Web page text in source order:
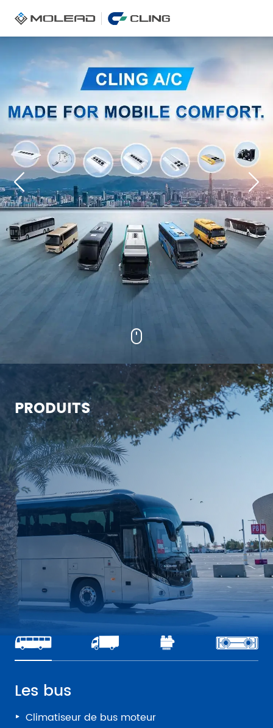
PRODUITS
Les bus
Climatiseur de bus moteur